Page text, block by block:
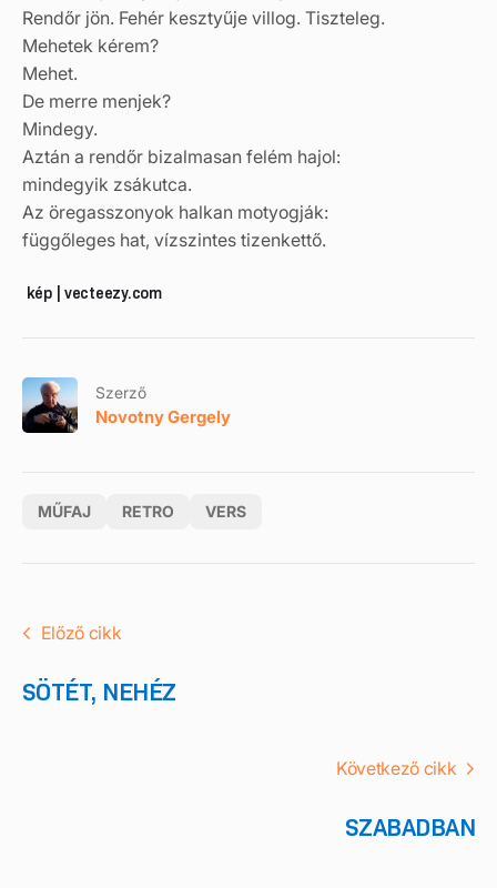
Rendőr jön. Fehér kesztyűje villog. Tiszteleg.
Mehetek kérem?
Mehet.
De merre menjek?
Mindegy.
Aztán a rendőr bizalmasan felém hajol:
mindegyik zsákutca.
Az öregasszonyok halkan motyogják:
függőleges hat, vízszintes tizenkettő.
kép | vecteezy.com
Szerző
Novotny Gergely
MŰFAJ RETRO VERS
Előző cikk
SÖTÉT, NEHÉZ
Következő cikk
SZABADBAN